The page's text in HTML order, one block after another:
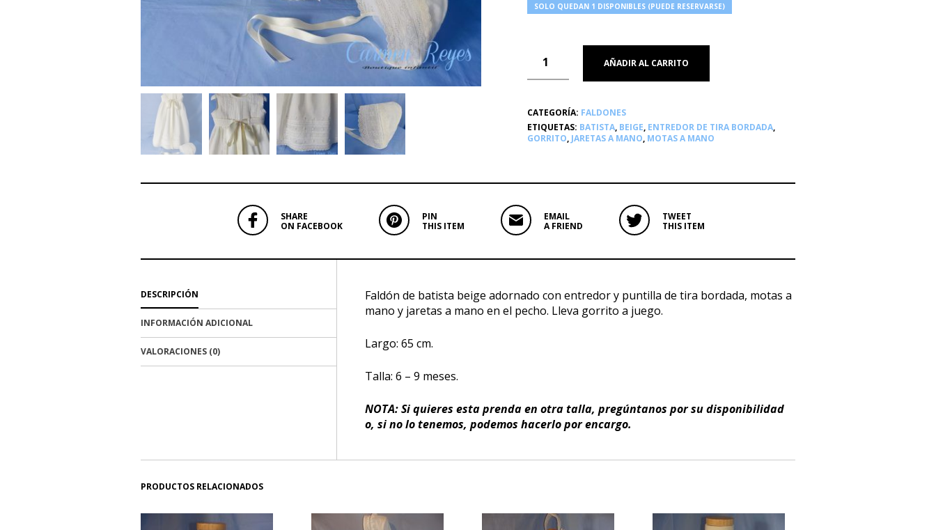
SOLO QUEDAN 1 DISPONIBLES (PUEDE RESERVARSE)
AÑADIR AL CARRITO
CATEGORÍA: FALDONES
ETIQUETAS: BATISTA, BEIGE, ENTREDOR DE TIRA BORDADA,
GORRITO, JARETAS A MANO, MOTAS A MANO
SHARE
ON FACEBOOK
PIN
THIS ITEM
EMAIL
A FRIEND
TWEET
THIS ITEM
DESCRIPCIÓN
INFORMACIÓN ADICIONAL
VALORACIONES (0)
Faldón de batista beige adornado con entredor y puntilla de tira bordada, motas a
mano y jaretas a mano en el pecho. Lleva gorrito a juego.
Largo: 65 cm.
Talla: 6 – 9 meses.
NOTA: Si quieres esta prenda en otra talla, pregúntanos por su disponibilidad
o, si no lo tenemos, podemos hacerlo por encargo.
PRODUCTOS RELACIONADOS